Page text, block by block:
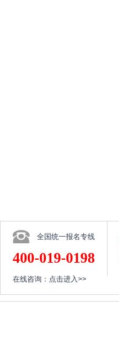
全国统一报名专线
400-019-0198
在线咨询： 点击进入>>